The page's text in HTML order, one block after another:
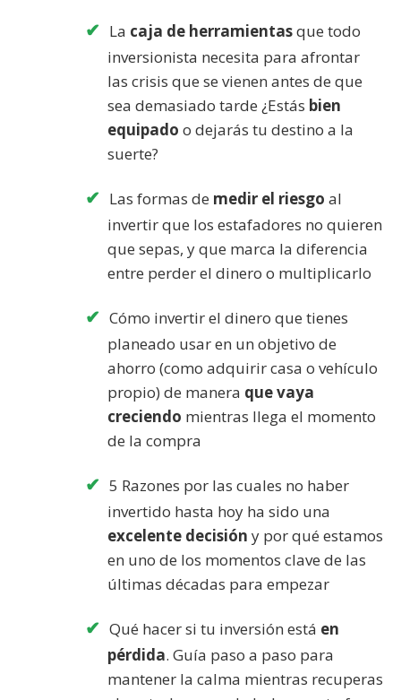
La caja de herramientasque todo
inversionista necesita para afrontar
las crisis que se vienen antes de que
sea demasiado tarde ¿Estás bien
equipado o dejarás tu destino a la
suerte?
Las formas de medir el riesgo al
invertir que los estafadores no quieren
que sepas, y que marca la diferencia
entre perder el dinero o multiplicarlo
Cómo invertir el dinero que tienes
planeado usar en un objetivo de
ahorro (como adquirir casa o vehículo
propio) de manera que vaya
creciendo mientras llega el momento
de la compra
5 Razones por las cuales no haber
invertido hasta hoy ha sido una
excelente decisión y por qué estamos
en uno de los momentos clave de las
últimas décadas para empezar
Qué hacer si tu inversión está en
pérdida. Guía paso a paso para
mantener la calma mientras recuperas